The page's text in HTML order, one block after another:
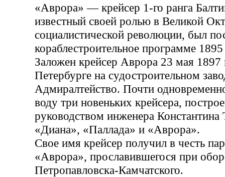
«Аврора» — крейсер 1-го ранга
известный своей ролью в Великой
социалистической революции, был
кораблестроительное программе 1895
Заложен крейсер Аврора 23 мая 1897
Петербурге на судостроительном
Адмиралтейство. Почти
воду три новеньких крейсера,
руководством инженера Константина
«Диана», «Паллада» и «Аврора».
Свое имя крейсер получил в честь
«Аврора», прославившегося при
Петропавловска-Камчатского.